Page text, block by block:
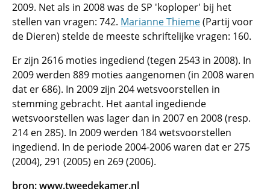
2009. Net als in 2008 was de SP 'koploper' bij het
stellen van vragen: 742. Marianne Thieme(Partij voor
de Dieren) stelde de meeste schriftelijke vragen: 160.
Er zijn 2616 moties ingediend (tegen 2543 in 2008). In
2009 werden 889 moties aangenomen (in 2008 waren
dat er 686). In 2009 zijn 204 wetsvoorstellen in
stemming gebracht. Het aantal ingediende
wetsvoorstellen was lager dan in 2007 en 2008 (resp.
214 en 285). In 2009 werden 184 wetsvoorstellen
ingediend. In de periode 2004-2006 waren dat er 275
(2004), 291 (2005) en 269 (2006).
bron: www.tweedekamer.nl